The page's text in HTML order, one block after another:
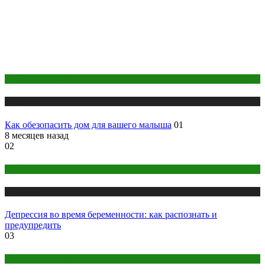
Как обезопасить дом для вашего малыша 01
8 месяцев назад
02
Депрессия во время беременности: как распознать и
предупредить
03